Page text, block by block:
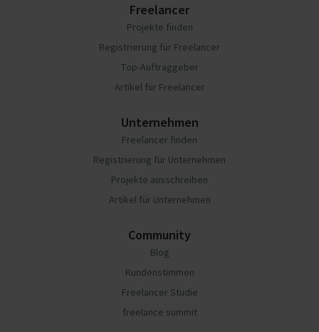
Freelancer
Projekte finden
Registrierung für Freelancer
Top-Auftraggeber
Artikel für Freelancer
Unternehmen
Freelancer finden
Registrierung für Unternehmen
Projekte ausschreiben
Artikel für Unternehmen
Community
Blog
Kundenstimmen
Freelancer Studie
freelance summit